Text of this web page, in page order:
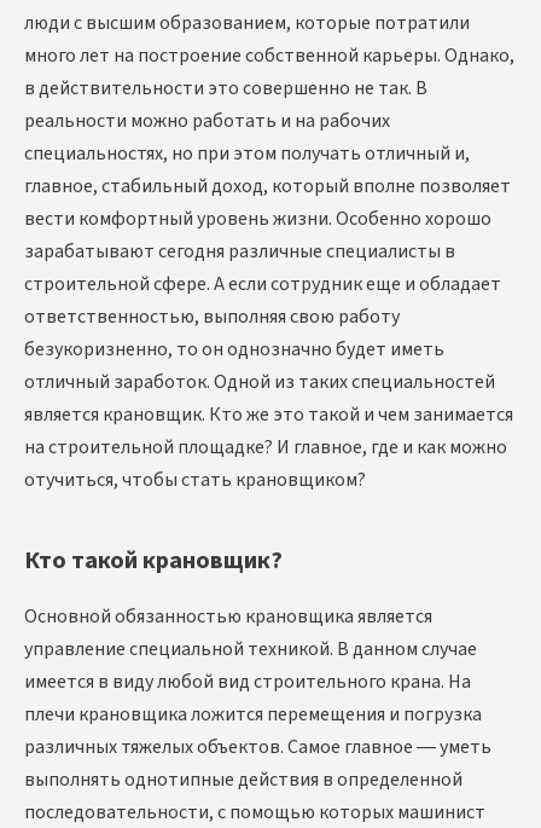
люди с высшим образованием, которые потратили
много лет на построение собственной карьеры. Однако,
в действительности это совершенно не так. В
реальности можно работать и на рабочих
специальностях, но при этом получать отличный и,
главное, стабильный доход, который вполне позволяет
вести комфортный уровень жизни. Особенно хорошо
зарабатывают сегодня различные специалисты в
строительной сфере. А если сотрудник еще и обладает
ответственностью, выполняя свою работу
безукоризненно, то он однозначно будет иметь
отличный заработок. Одной из таких специальностей
является крановщик. Кто же это такой и чем занимается
на строительной площадке? И главное, где и как можно
отучиться, чтобы стать крановщиком?
Кто такой крановщик?
Основной обязанностью крановщика является
управление специальной техникой. В данном случае
имеется в виду любой вид строительного крана. На
плечи крановщика ложится перемещения и погрузка
различных тяжелых объектов. Самое главное — уметь
выполнять однотипные действия в определенной
последовательности, с помощью которых машинист